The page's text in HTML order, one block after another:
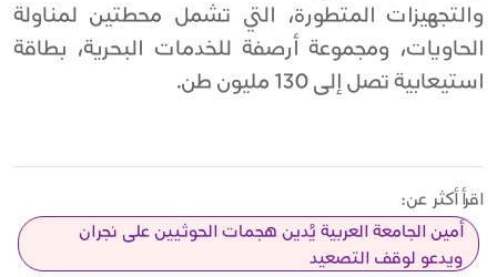
والتجهيزات المتطورة، التي تشمل محطتين لمناولة
الحاويات، ومجموعة أرصفة للخدمات البحرية، بطاقة
استيعابية تصل إلى 130 مليون طن.
اقرأ أكثر عن:
أمين الجامعة العربية يُدين هجمات الحوثيين على نجران
ويدعو لوقف التصعيد